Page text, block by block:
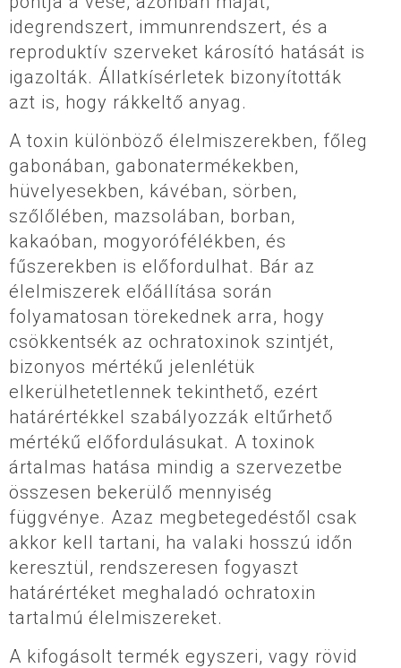
idegrendszert, immunrendszert, és a
reproduktív szerveket károsító hatását is
igazolták. Állatkísérletek bizonyították
azt is, hogy rákkeltő anyag.
A toxin különböző élelmiszerekben, főleg
gabonában, gabonatermékekben,
hüvelyesekben, kávéban, sörben,
szőlőlében, mazsolában, borban,
kakaóban, mogyorófélékben, és
fűszerekben is előfordulhat. Bár az
élelmiszerek előállítása során
folyamatosan törekednek arra, hogy
csökkentsék az ochratoxinok szintjét,
bizonyos mértékű jelenlétük
elkerülhetetlennek tekinthető, ezért
határértékkel szabályozzák eltűrhető
mértékű előfordulásukat. A toxinok
ártalmas hatása mindig a szervezetbe
összesen bekerülő mennyiség
függvénye. Azaz megbetegedéstől csak
akkor kell tartani, ha valaki hosszú időn
keresztül, rendszeresen fogyaszt
határértéket meghaladó ochratoxin
tartalmú élelmiszereket.
A kifogásolt termék egyszeri, vagy rövid